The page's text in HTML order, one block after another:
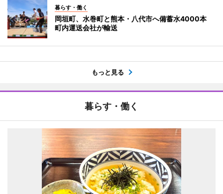
暮らす・働く
岡垣町、水巻町と熊本・八代市へ備蓄水4000本
町内運送会社が輸送
もっと見る
暮らす・働く